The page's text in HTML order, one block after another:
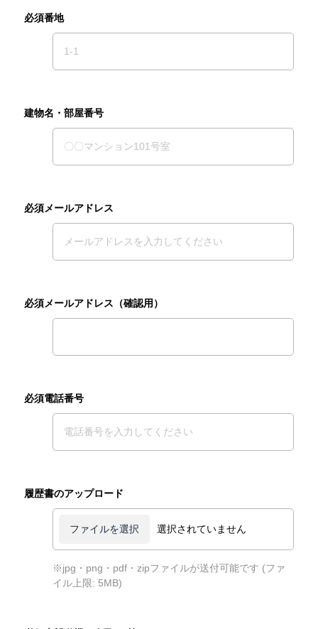
必須番地
建物名・部屋番号
必須メールアドレス
必須メールアドレス（確認用）
必須電話番号
履歴書のアップロード
選択されていません
※jpg・png・pdf・zipファイルが送付可能です (ファ
イル上限: 5MB)